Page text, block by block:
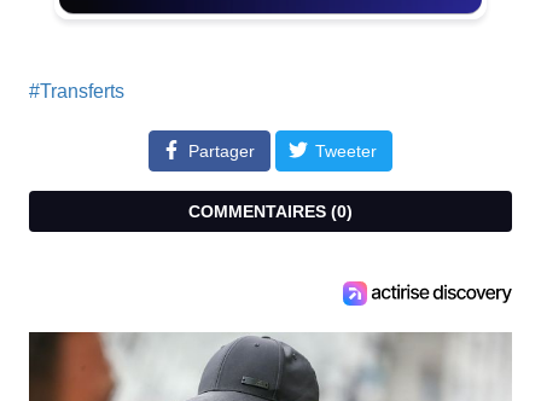
#Transferts
Partager Tweeter
COMMENTAIRES (0)